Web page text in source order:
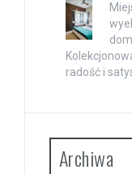
radość i
Archiwa